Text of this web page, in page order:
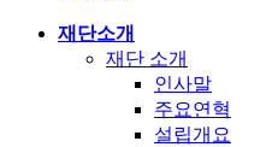
재단소개
재단 소개
인사말
주요연혁
설립개요